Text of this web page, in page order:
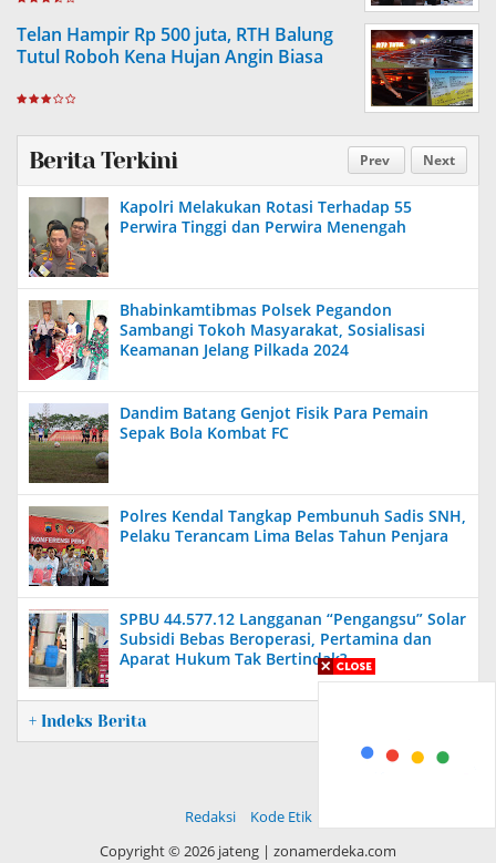
Telan Hampir Rp 500 juta, RTH Balung
Tutul Roboh Kena Hujan Angin Biasa
Prev Next
Berita Terkini
Kapolri Melakukan Rotasi Terhadap 55
Perwira Tinggi dan Perwira Menengah
Bhabinkamtibmas Polsek Pegandon
Sambangi Tokoh Masyarakat, Sosialisasi
Keamanan Jelang Pilkada 2024
Dandim Batang Genjot Fisik Para Pemain
Sepak Bola Kombat FC
Polres Kendal Tangkap Pembunuh Sadis SNH,
Pelaku Terancam Lima Belas Tahun Penjara
SPBU 44.577.12 Langganan “Pengangsu” Solar
Subsidi Bebas Beroperasi, Pertamina dan
Aparat Hukum Tak Bertindak?
+ Indeks Berita
Redaksi
Kode Etik
Copyright ©2026 jateng | zonamerdeka.com